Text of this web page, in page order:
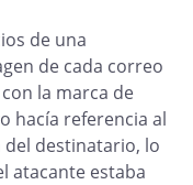
de una
de cada correo
la marca de
hacía referencia al
destinatario, lo
atacante estaba